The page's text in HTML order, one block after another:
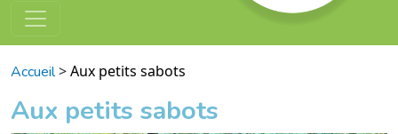
Accueil>Aux petits sabots
Aux petits sabots